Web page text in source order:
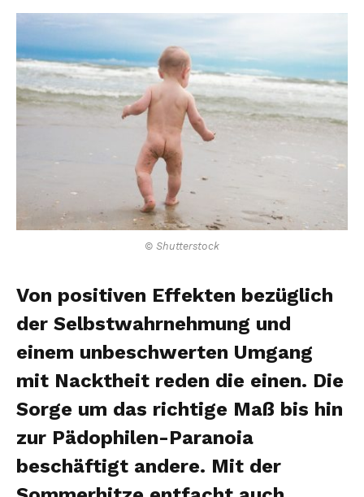
© Shutterstock
Von positiven Effekten bezüglich
der Selbstwahrnehmung und
einem unbeschwerten Umgang
mit Nacktheit reden die einen. Die
Sorge um das richtige Maß bis hin
zur Pädophilen-Paranoia
beschäftigt andere. Mit der